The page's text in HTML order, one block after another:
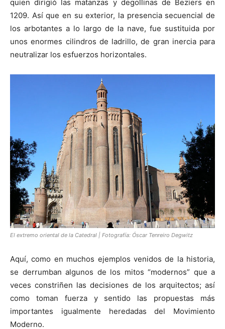
quien dirigió las matanzas y degollinas de Beziers en
1209. Así que en su exterior, la presencia secuencial de
los arbotantes a lo largo de la nave, fue sustituida por
unos enormes cilindros de ladrillo, de gran inercia para
neutralizar los esfuerzos horizontales.
El extremo oriental de la Catedral | Fotografía: Óscar Tenreiro Degwitz
Aquí, como en muchos ejemplos venidos de la historia,
se derrumban algunos de los mitos “modernos” que a
veces constriñen las decisiones de los arquitectos; así
como toman fuerza y sentido las propuestas más
importantes igualmente heredadas del Movimiento
Moderno.